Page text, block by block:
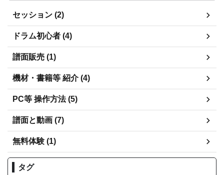
セッション (2)
ドラム初心者 (4)
譜面販売 (1)
機材・書籍等 紹介 (4)
PC等 操作方法 (5)
譜面と動画 (7)
無料体験 (1)
タグ